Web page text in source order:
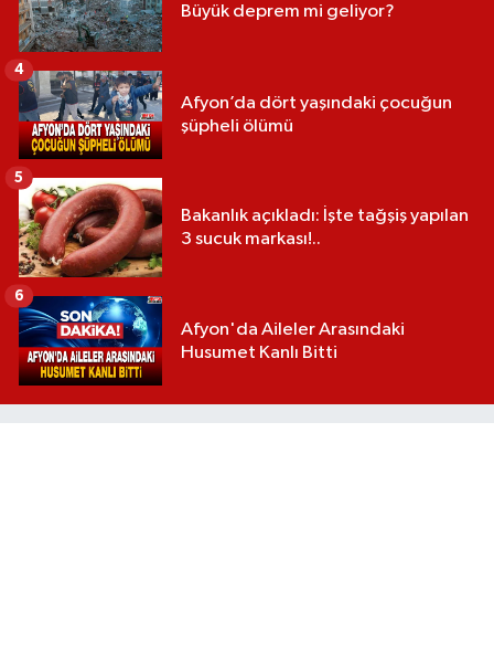
Büyük deprem mi geliyor?
Afyon’da dört yaşındaki çocuğun
şüpheli ölümü
4
Bakanlık açıkladı: İşte tağşiş yapılan
3 sucuk markası!..
5
Afyon'da Aileler Arasındaki
Husumet Kanlı Bitti
6